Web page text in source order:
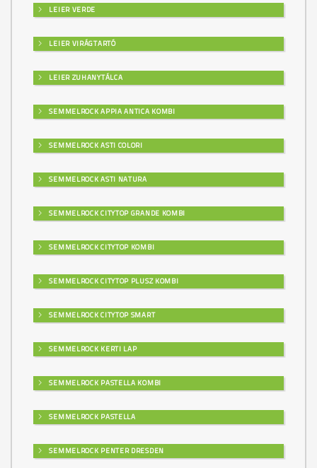
LEIER VERDE
LEIER VIRÁGTARTÓ
LEIER ZUHANYTÁLCA
SEMMELROCK APPIA ANTICA KOMBI
SEMMELROCK ASTI COLORI
SEMMELROCK ASTI NATURA
SEMMELROCK CITYTOP GRANDE KOMBI
SEMMELROCK CITYTOP KOMBI
SEMMELROCK CITYTOP PLUSZ KOMBI
SEMMELROCK CITYTOP SMART
SEMMELROCK KERTI LAP
SEMMELROCK PASTELLA KOMBI
SEMMELROCK PASTELLA
SEMMELROCK PENTER DRESDEN